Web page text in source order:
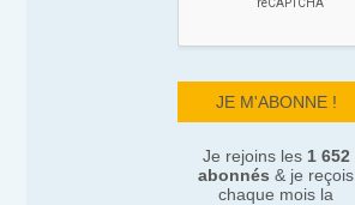
Je rejoins les 1 652
abonnés & je reçois
chaque mois la